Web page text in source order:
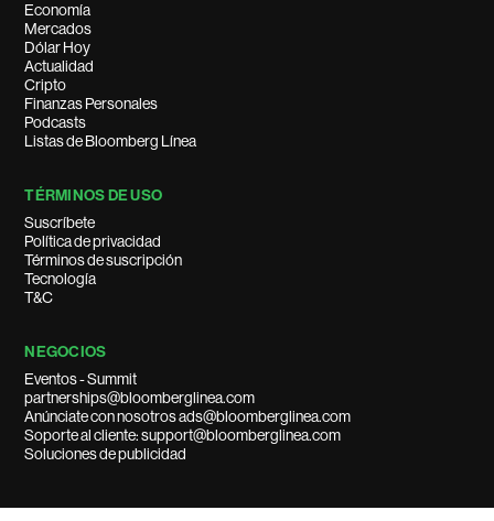
Economía
Mercados
Dólar Hoy
Actualidad
Cripto
Finanzas Personales
Podcasts
Listas de Bloomberg Línea
TÉRMINOS DE USO
Suscríbete
Política de privacidad
Términos de suscripción
Tecnología
T&C
NEGOCIOS
Eventos - Summit
partnerships@bloomberglinea.com
Anúnciate con nosotros ads@bloomberglinea.com
Soporte al cliente: support@bloomberglinea.com
Soluciones de publicidad